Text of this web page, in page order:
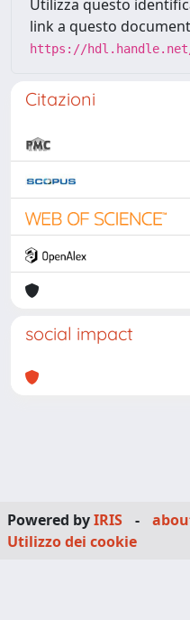
Utilizza questo
link a questo
https://hdl.handle.net/
Citazioni
social impact
Powered byIRIS -
Utilizzo dei cookie